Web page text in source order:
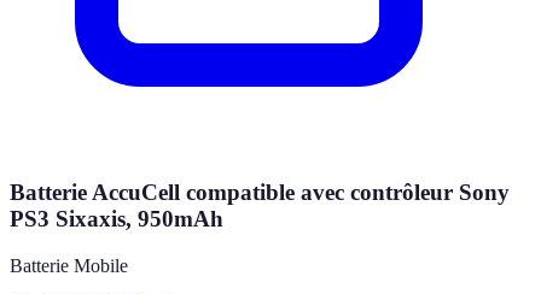
Batterie AccuCell compatible avec contrôleur Sony
PS3 Sixaxis, 950mAh
Batterie Mobile